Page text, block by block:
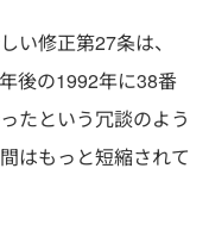
い修正第27条は、
後の1992年に38番
たという冗談のよう
はもっと短縮されて